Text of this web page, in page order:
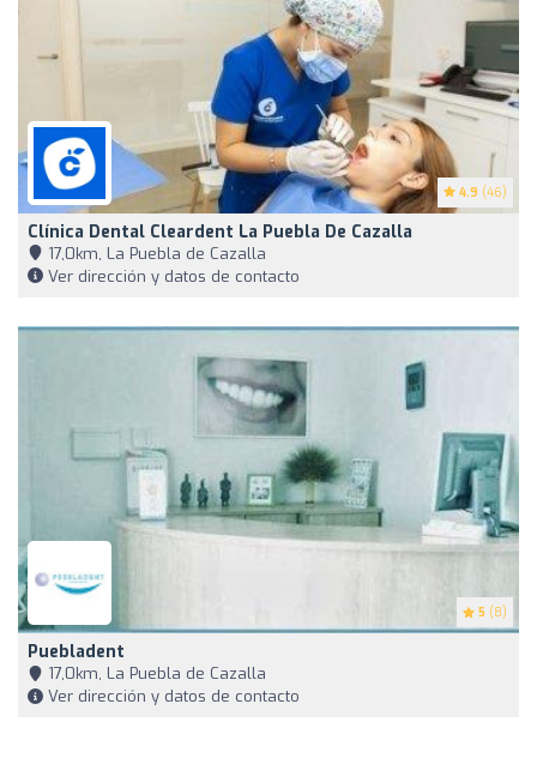
4.9 (46)
Clínica Dental Cleardent La Puebla De Cazalla
17,0km, La Puebla de Cazalla
Ver dirección y datos de contacto
5 (8)
Puebladent
17,0km, La Puebla de Cazalla
Ver dirección y datos de contacto